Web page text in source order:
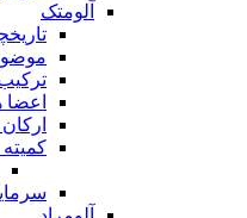
آلومتک